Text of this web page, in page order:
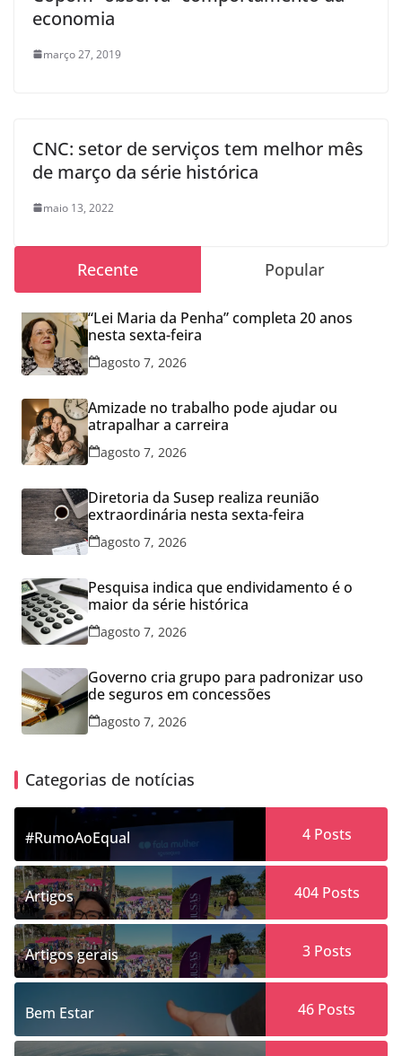
economia
março 27, 2019
CNC: setor de serviços tem melhor mês
de março da série histórica
maio 13, 2022
Recente Popular
“Lei Maria da Penha” completa 20 anos
nesta sexta-feira
agosto 7, 2026
Amizade no trabalho pode ajudar ou
atrapalhar a carreira
agosto 7, 2026
Diretoria da Susep realiza reunião
extraordinária nesta sexta-feira
agosto 7, 2026
Pesquisa indica que endividamento é o
maior da série histórica
agosto 7, 2026
Governo cria grupo para padronizar uso
de seguros em concessões
agosto 7, 2026
Categorias de notícias
#RumoAoEqual 4Posts
Artigos 404Posts
Artigos gerais 3Posts
Bem Estar 46 Posts